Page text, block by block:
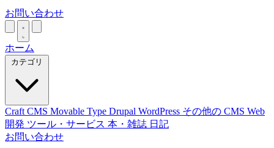
お問い合わせ
ホーム
カテゴリ
Craft CMS Movable Type Drupal WordPress その他の CMS Web
開発 ツール・サービス 本・雑誌 日記
お問い合わせ